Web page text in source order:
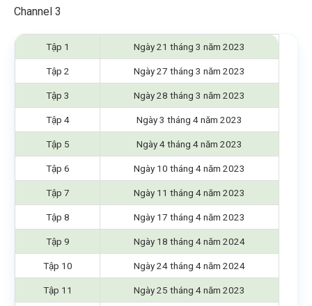
Channel 3
Tập 1 Ngày 21 tháng 3 năm 2023
Tập 2 Ngày 27 tháng 3 năm 2023
Tập 3 Ngày 28 tháng 3 năm 2023
Tập 4 Ngày 3 tháng 4 năm 2023
Tập 5 Ngày 4 tháng 4 năm 2023
Tập 6 Ngày 10 tháng 4 năm 2023
Tập 7 Ngày 11 tháng 4 năm 2023
Tập 8 Ngày 17 tháng 4 năm 2023
Tập 9 Ngày 18 tháng 4 năm 2024
Tập 10 Ngày 24 tháng 4 năm 2024
Tập 11 Ngày 25 tháng 4 năm 2023